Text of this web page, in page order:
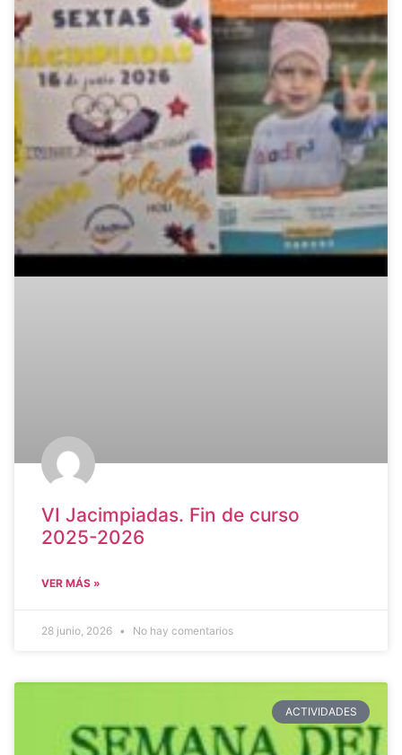
VI Jacimpiadas. Fin de curso
2025-2026
VER MÁS »
28 junio, 2026 No hay comentarios
ACTIVIDADES